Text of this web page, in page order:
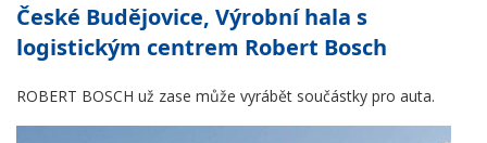
České Budějovice, Výrobní hala s
logistickým centrem Robert Bosch
ROBERT BOSCH už zase může vyrábět součástky pro auta.